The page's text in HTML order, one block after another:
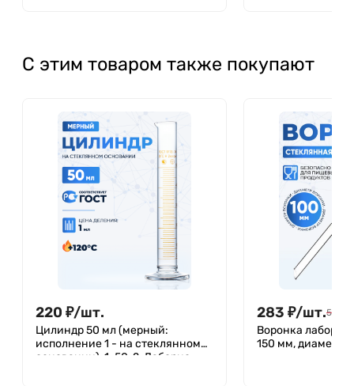
С этим товаром также покупают
220 ₽/шт.
Цилиндр 50 мл (мерный:
исполнение 1 - на стеклянном
основании), 1-50-2, Лаборио,
283 ₽/шт.504
Воронка
150 мм, диаметр